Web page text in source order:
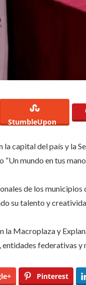
StumbleUpon
la capital del país y la
mundo en tus
de los municipios
su talento y
la Macroplaza y
federativas y
Pinterest